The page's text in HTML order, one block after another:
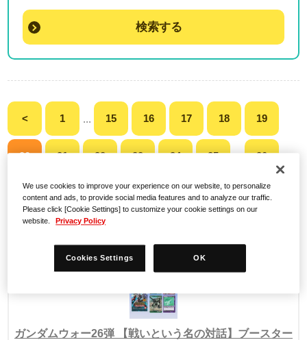
検索する
< 1 ... 15 16 17 18 19
20 21 22 23 24 25 ... 30
>
検索結果
ガンダムウォー26弾 【戦いという名の対話】ブースター
We use cookies to improve your experience on our website, to personalize
content and ads, to provide social media features and to analyze our traffic.
Please click [Cookie Settings] to customize your cookie settings on our
website.
Privacy Policy
Cookies Settings OK